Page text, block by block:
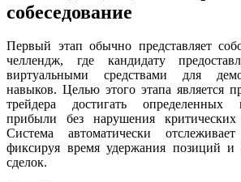
собеседование
Первый этап обычно представляет
челлендж, где кандидату
виртуальными средствами для
навыков. Целью этого этапа является
трейдера достигать определенных
прибыли без нарушения критических
Система автоматически
фиксируя время удержания позиций и
сделок.